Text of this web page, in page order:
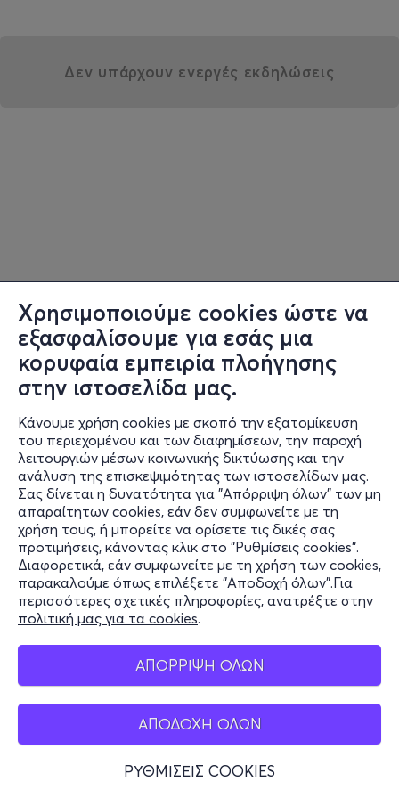
Χρησιμοποιούμε cookies ώστε να
εξασφαλίσουμε για εσάς μια
κορυφαία εμπειρία πλοήγησης
στην ιστοσελίδα μας.
Κάνουμε χρήση cookies με σκοπό την εξατομίκευση
του περιεχομένου και των διαφημίσεων, την παροχή
λειτουργιών μέσων κοινωνικής δικτύωσης και την
ανάλυση της επισκεψιμότητας των ιστοσελίδων μας.
Σας δίνεται η δυνατότητα για "Απόρριψη όλων" των μη
απαραίτητων cookies, εάν δεν συμφωνείτε με τη
χρήση τους, ή μπορείτε να ορίσετε τις δικές σας
προτιμήσεις, κάνοντας κλικ στο "Ρυθμίσεις cookies".
Διαφορετικά, εάν συμφωνείτε με τη χρήση των cookies,
παρακαλούμε όπως επιλέξετε "Αποδοχή όλων".Για
περισσότερες σχετικές πληροφορίες, ανατρέξτε στην
πολιτική μας για τα cookies.
ΑΠΟΡΡΙΨΗ ΟΛΩΝ
ΑΠΟΔΟΧΗ ΟΛΩΝ
ΡΥΘΜΙΣΕΙΣ COOKIES
Δεν υπάρχουν ενεργές εκδηλώσεις